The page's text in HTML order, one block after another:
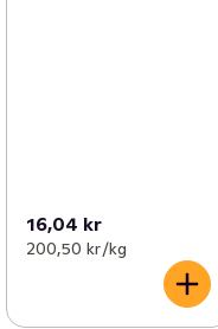
16,04 kr
200,50 kr /kg